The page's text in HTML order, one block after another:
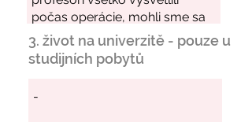
3. život na univerzitě - pouze u
studijních pobytů